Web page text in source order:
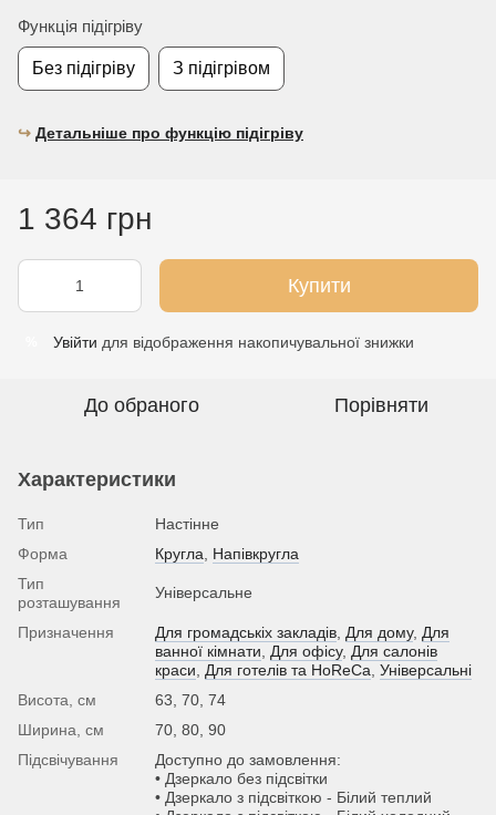
Функція підігріву
Без підігріву З підігрівом
↪︎ Детальніше про функцію підігріву
1 364 грн
Купити
Увійти для відображення накопичувальної знижки
До обраного Порівняти
Характеристики
Тип
Настінне
Форма
Кругла, Напівкругла
Тип
розташування
Універсальне
Призначення Для громадськіх закладів, Для дому, Для
ванної кімнати, Для офісу, Для салонів
краси, Для готелів та HoReCa, Універсальні
Висота, см
63, 70, 74
Ширина, см
70, 80, 90
Підсвічування
Доступно до замовлення:
• Дзеркало без підсвітки
• Дзеркало з підсвіткою - Білий теплий